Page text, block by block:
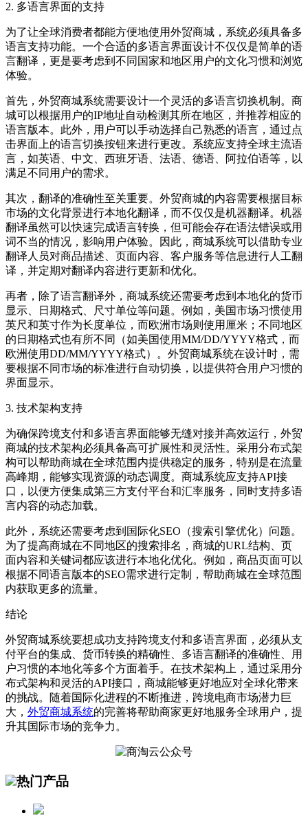
2. 多语言界面的支持
为了让全球消费者都能方便地使用外贸商城，系统必须具备多
语言支持功能。一个合适的多语言界面设计不仅仅是简单的语
言翻译，更是要考虑到不同国家和地区用户的文化习惯和浏览
体验。
首先，外贸商城系统需要设计一个灵活的多语言切换机制。商
城可以根据用户的IP地址自动检测其所在地区，并推荐相应的
语言版本。此外，用户可以手动选择自己熟悉的语言，通过点
击界面上的语言切换按钮来进行更改。系统应支持全球主流语
言，如英语、中文、西班牙语、法语、德语、阿拉伯语等，以
满足不同用户的需求。
其次，翻译的准确性至关重要。外贸商城的内容需要根据目标
市场的文化背景进行本地化翻译，而不仅仅是机器翻译。机器
翻译虽然可以快速完成语言转换，但可能会存在语法错误或用
词不当的情况，影响用户体验。因此，商城系统可以借助专业
翻译人员对商品描述、页面内容、客户服务等信息进行人工翻
译，并定期对翻译内容进行更新和优化。
再者，除了语言翻译外，商城系统还需要考虑到本地化的货币
显示、日期格式、尺寸单位等问题。例如，美国市场习惯使用
英尺和英寸作为长度单位，而欧洲市场则使用厘米；不同地区
的日期格式也有所不同（如美国使用MM/DD/YYYY格式，而
欧洲使用DD/MM/YYYY格式）。外贸商城系统在设计时，需
要根据不同市场的标准进行自动切换，以提供符合用户习惯的
界面显示。
3. 技术架构支持
为确保跨境支付和多语言界面能够无缝对接并高效运行，外贸
商城的技术架构必须具备高可扩展性和灵活性。采用分布式架
构可以帮助商城在全球范围内提供稳定的服务，特别是在流量
高峰期，能够实现资源的动态调度。商城系统应支持API接
口，以便方便集成第三方支付平台和汇率服务，同时支持多语
言内容的动态加载。
此外，系统还需要考虑到国际化SEO （搜索引擎优化）问题。
为了提高商城在不同地区的搜索排名，商城的URL结构、页
面内容和关键词都应该进行本地化优化。例如，商品页面可以
根据不同语言版本的SEO需求进行定制，帮助商城在全球范围
内获取更多的流量。
结论
外贸商城系统要想成功支持跨境支付和多语言界面，必须从支
付平台的集成、货币转换的精确性、多语言翻译的准确性、用
户习惯的本地化等多个方面着手。在技术架构上，通过采用分
布式架构和灵活的API接口，商城能够更好地应对全球化带来
的挑战。随着国际化进程的不断推进，跨境电商市场潜力巨
大， 外贸商城系统的完善将帮助商家更好地服务全球用户，提
升其国际市场的竞争力。
热门产品